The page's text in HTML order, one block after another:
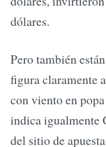
dólares.
Pero también
figura claramente
con viento en
indica igualmente
del sitio de